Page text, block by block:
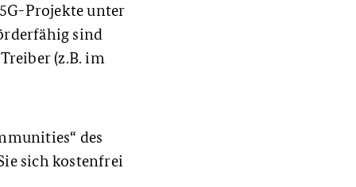
Projekte unter
sind
(z.B. im
des
sich kostenfrei